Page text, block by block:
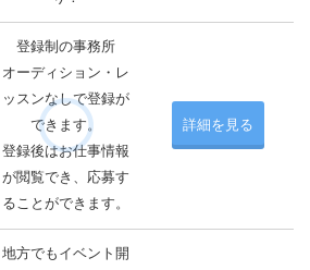
登録制の事務所
オーディション・レ
ッスンなしで登録が
できます。
登録後はお仕事情報
が閲覧でき、応募す
ることができます。
詳細を見る
地方でもイベント開